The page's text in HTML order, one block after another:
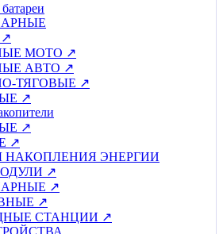
МОТО ↗
АВТО ↗
ТЯГОВЫЕ ↗
↗
↗
↗
НАКОПЛЕНИЯ ЭНЕРГИИ
↗
↗
↗
СТАНЦИИ ↗